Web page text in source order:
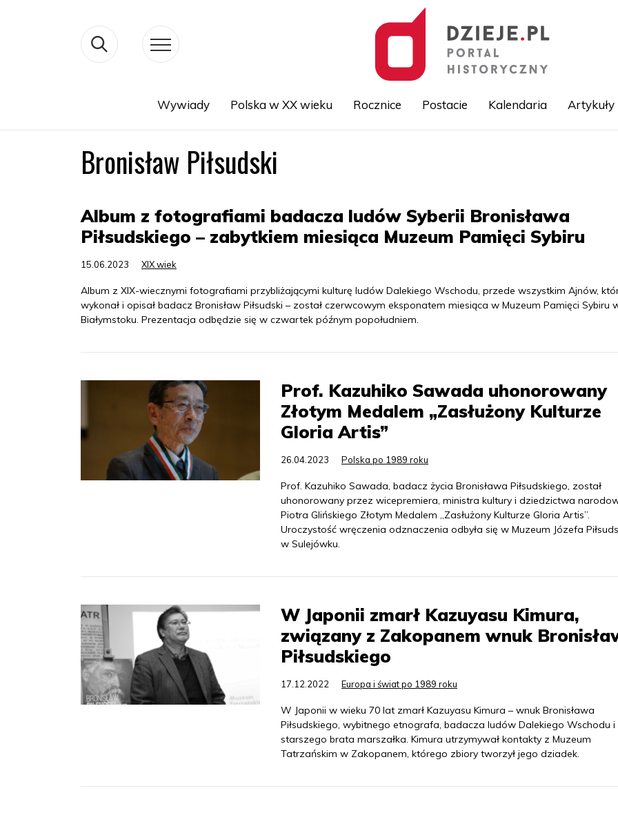
Wywiady Polska w XX wieku Rocznice Postacie Kalendaria Artykuły
Bronisław Piłsudski
Album z fotografiami badacza ludów Syberii Bronisława
Piłsudskiego – zabytkiem miesiąca Muzeum Pamięci Sybiru
15.06.2023 XIX wiek
Album z XIX-wiecznymi fotografiami przybliżającymi kulturę ludów Dalekiego Wschodu, przede wszystkim Ajnów,
wykonał i opisał badacz Bronisław Piłsudski – został czerwcowym eksponatem miesiąca w Muzeum Pamięci Sybiru
Białymstoku. Prezentacja odbędzie się w czwartek późnym popołudniem.
Prof. Kazuhiko Sawada uhonorowany
Złotym Medalem „Zasłużony Kulturze
Gloria Artis”
26.04.2023 Polska po 1989 roku
Prof. Kazuhiko Sawada, badacz życia Bronisława Piłsudskiego, został
uhonorowany przez wicepremiera, ministra kultury i dziedzictwa
Piotra Glińskiego Złotym Medalem „Zasłużony Kulturze Gloria Artis”.
Uroczystość wręczenia odznaczenia odbyła się w Muzeum Józefa
w Sulejówku.
W Japonii zmarł Kazuyasu Kimura,
związany z Zakopanem wnuk
Piłsudskiego
17.12.2022 Europa i świat po 1989 roku
W Japonii w wieku 70 lat zmarł Kazuyasu Kimura – wnuk Bronisława
Piłsudskiego, wybitnego etnografa, badacza ludów Dalekiego Wschodu i
starszego brata marszałka. Kimura utrzymywał kontakty z Muzeum
Tatrzańskim w Zakopanem, którego zbiory tworzył jego dziadek.